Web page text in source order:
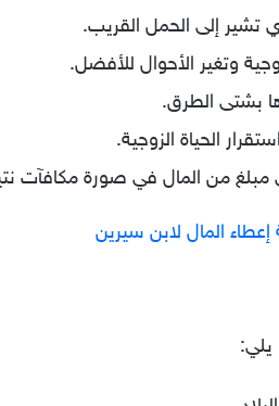
تشير إلى الحمل القريب.
وتغير الأحوال للأفضل.
بشتى الطرق.
الحياة الزوجية.
من المال في صورة مكافآت
المال لابن سيرين
يلي: